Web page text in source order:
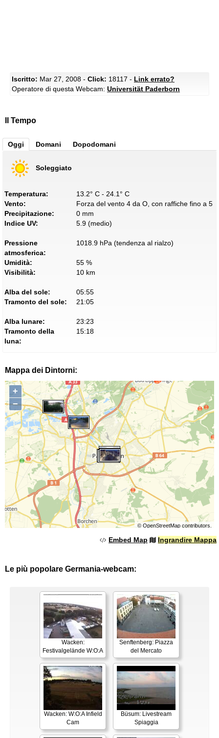
Iscritto: Mar 27, 2008 - Click: 18117 - Link errato?
Operatore di questa Webcam: Universität Paderborn
Il Tempo
Oggi Domani Dopodomani
Soleggiato
Temperatura:
13.2° C - 24.1° C
Vento:
Forza del vento 4 da O, con raffiche fino a 5
Precipitazione:
0 mm
Indice UV:
5.9 (medio)
Pressione
atmosferica:
1018.9 hPa (tendenza al rialzo)
Umidità:
55 %
Visibilità:
10 km
Alba del sole:
05:55
Tramonto del sole:
21:05
Alba lunare:
23:23
Tramonto della
luna:
15:18
Mappa dei Dintorni:
+
−
© OpenStreetMapcontributors.
Embed Map Ingrandire Mappa
Le più popolare Germania-webcam:
Wacken:
Festivalgelände W:O:A
Senftenberg: Piazza
del Mercato
Wacken: W:O:A Infield
Cam
Büsum: Livestream
Spiaggia